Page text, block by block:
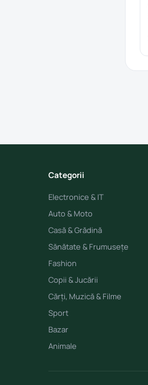
Categorii
Electronice & IT
Auto & Moto
Casă & Grădină
Sănătate & Frumusețe
Fashion
Copii & Jucării
Cărți, Muzică & Filme
Sport
Bazar
Animale